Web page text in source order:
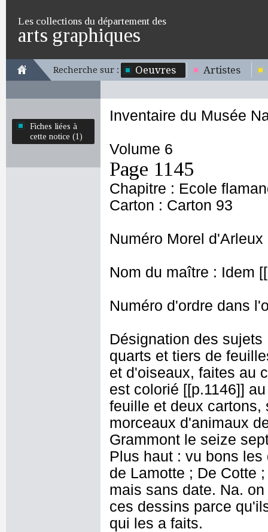
Les collections du département des
arts graphiques
Recherche sur : Oeuvres Artistes
Fiches liées à
cette notice (1)
Inventaire du Musée
Volume 6
Page 1145
Chapitre : Ecole
Carton : Carton 93
Numéro Morel d'Arleux
Nom du maître : Idem
Numéro d'ordre dans
Désignation des
quarts et tiers de
et d'oiseaux, faites au
est colorié [[p.1146]]
feuille et deux
morceaux d'animaux
Grammont le seize
Plus haut : vu bons
de Lamotte ; De Cotte
mais sans date. Na.
ces dessins parce
qui les a faits.